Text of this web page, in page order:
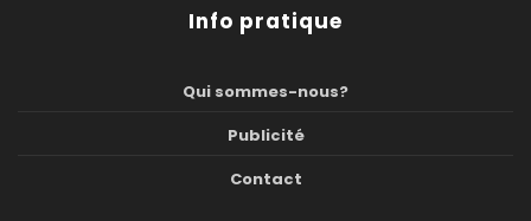
Info pratique
Qui sommes-nous?
Publicité
Contact